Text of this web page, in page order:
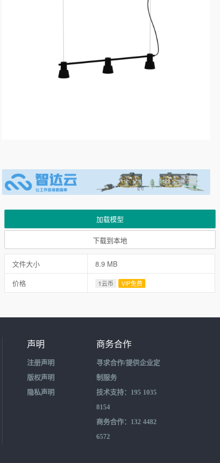
加载模型
下载到本地
文件大小
8.9 MB
价格
1云币 VIP免费
声明
注册声明
版权声明
隐私声明
商务合作
寻求合作/提供企业定
制服务
技术支持：195 1035
8154
商务合作：132 4482
6572